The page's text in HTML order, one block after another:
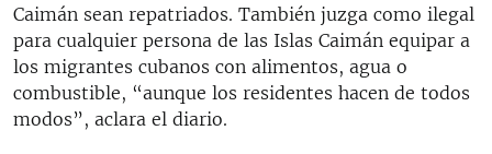
Caimán sean repatriados. También juzga como ilegal
para cualquier persona de las Islas Caimán equipar a
los migrantes cubanos con alimentos, agua o
combustible, “aunque los residentes hacen de todos
modos”, aclara el diario.